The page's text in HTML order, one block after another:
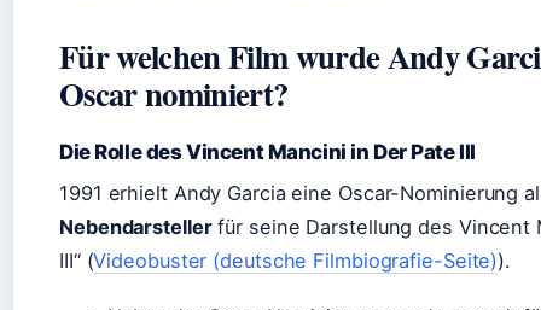
Für welchen Film wurde Andy
Oscar nominiert?
Die Rolle des Vincent Mancini in Der Pate III
1991 erhielt Andy Garcia eine Oscar-Nominierung
Nebendarstellerfür seine Darstellung des Vincent
III“ (Videobuster (deutsche Filmbiografie-Seite)).